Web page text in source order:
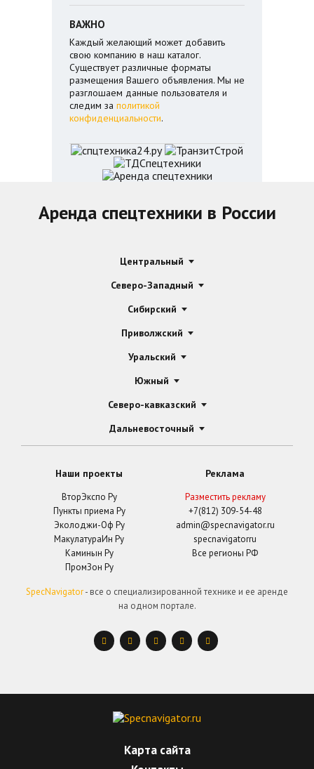
ВАЖНО
Каждый желающий может добавить
свою компанию в наш каталог.
Существует различные форматы
размещения Вашего объявления. Мы не
разглошаем данные пользователя и
следим за политикой
конфиденциальности.
Аренда спецтехники в России
Центральный
Северо-Западный
Сибирский
Приволжский
Уральский
Южный
Северо-кавказский
Дальневосточный
Наши проекты
ВторЭкспо Ру
Пункты приема Ру
Эколоджи-Оф Ру
МакулатураИн Ру
Каминын Ру
ПромЗон Ру
Реклама
Разместить рекламу
+7(812) 309-54-48
admin@specnavigator.ru
specnavigatorru
Все регионы РФ
SpecNavigator- все о специализированной технике и ее аренде
на одном портале.
Карта сайта